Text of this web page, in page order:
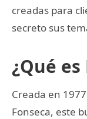
creadas para
secreto sus
¿Qué
Creada en
Fonseca, este